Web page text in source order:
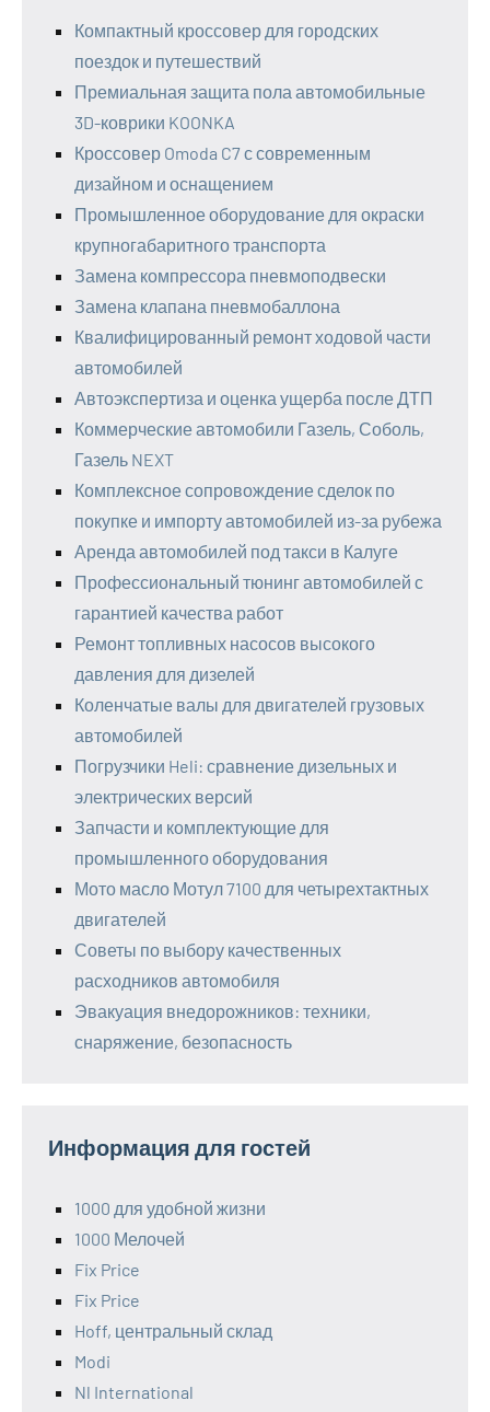
Компактный кроссовер для городских
поездок и путешествий
Премиальная защита пола автомобильные
3D-коврики KOONKA
Кроссовер Omoda C7 с современным
дизайном и оснащением
Промышленное оборудование для окраски
крупногабаритного транспорта
Замена компрессора пневмоподвески
Замена клапана пневмобаллона
Квалифицированный ремонт ходовой части
автомобилей
Автоэкспертиза и оценка ущерба после ДТП
Коммерческие автомобили Газель, Соболь,
Газель NEXT
Комплексное сопровождение сделок по
покупке и импорту автомобилей из-за рубежа
Аренда автомобилей под такси в Калуге
Профессиональный тюнинг автомобилей с
гарантией качества работ
Ремонт топливных насосов высокого
давления для дизелей
Коленчатые валы для двигателей грузовых
автомобилей
Погрузчики Heli: сравнение дизельных и
электрических версий
Запчасти и комплектующие для
промышленного оборудования
Мото масло Мотул 7100 для четырехтактных
двигателей
Советы по выбору качественных
расходников автомобиля
Эвакуация внедорожников: техники,
снаряжение, безопасность
Информация для гостей
1000 для удобной жизни
1000 Мелочей
Fix Price
Fix Price
Hoff, центральный склад
Modi
Nl International